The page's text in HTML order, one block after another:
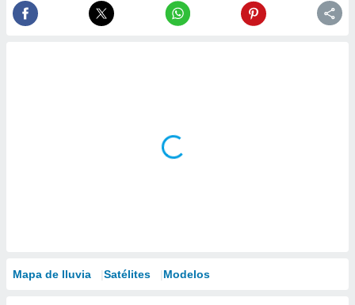
Mapa de lluvia Satélites Modelos